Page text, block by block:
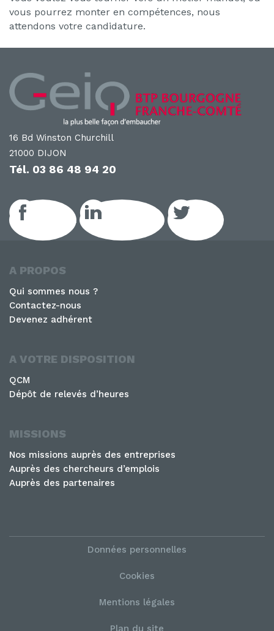
vous pourrez monter en compétences, nous
attendons votre candidature.
16 Bd Winston Churchill
21000 DIJON
Tél. 03 86 48 94 20
Facebook LinkedIn GEIQ Twitter
A PROPOS
Qui sommes nous ?
Contactez-nous
Devenez adhérent
A VOTRE DISPOSITION
QCM
Dépôt de relevés d’heures
MISSIONS
Nos missions auprès des entreprises
Auprès des chercheurs d’emplois
Auprès des partenaires
Données personnelles
Cookies
Mentions légales
Plan du site